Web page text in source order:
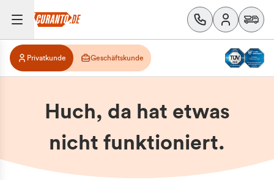
Privatkunde Geschäftskunde
Huch, da hat etwas
nicht funktioniert.